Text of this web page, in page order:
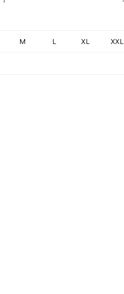
M L XL XXL